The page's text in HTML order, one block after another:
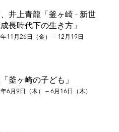
井上青龍「釜ヶ崎 - 新世
長時代下の生き方」
11月26日（金） — 12月19日
釜ヶ崎の子ども」
6月9日（木） — 6月16日（木）